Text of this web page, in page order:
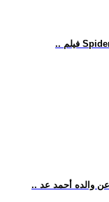
والده أحمد عد